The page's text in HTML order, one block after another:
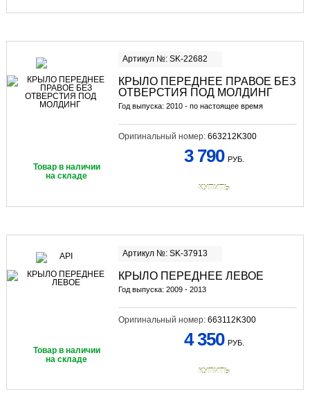
Артикул №: SK-22682
КРЫЛО ПЕРЕДНЕЕ ПРАВОЕ БЕЗ
ОТВЕРСТИЯ ПОД МОЛДИНГ
Год выпуска: 2010 - по настоящее время
Оригинальный номер: 663212K300
Товар в наличии
на складе
3 790 РУБ.
КУПИТЬ
Артикул №: SK-37913
КРЫЛО ПЕРЕДНЕЕ ЛЕВОЕ
Год выпуска: 2009 - 2013
Оригинальный номер: 663112K300
Товар в наличии
на складе
4 350 РУБ.
КУПИТЬ